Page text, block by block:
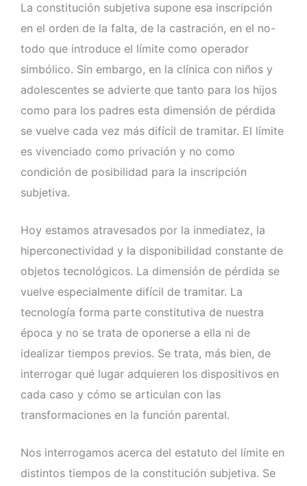
La constitución subjetiva supone esa inscripción
en el orden de la falta, de la castración, en el no-
todo que introduce el límite como operador
simbólico. Sin embargo, en la clínica con niños y
adolescentes se advierte que tanto para los hijos
como para los padres esta dimensión de pérdida
se vuelve cada vez más difícil de tramitar. El límite
es vivenciado como privación y no como
condición de posibilidad para la inscripción
subjetiva.
Hoy estamos atravesados por la inmediatez, la
hiperconectividad y la disponibilidad constante de
objetos tecnológicos. La dimensión de pérdida se
vuelve especialmente difícil de tramitar. La
tecnología forma parte constitutiva de nuestra
época y no se trata de oponerse a ella ni de
idealizar tiempos previos. Se trata, más bien, de
interrogar qué lugar adquieren los dispositivos en
cada caso y cómo se articulan con las
transformaciones en la función parental.
Nos interrogamos acerca del estatuto del límite en
distintos tiempos de la constitución subjetiva. Se